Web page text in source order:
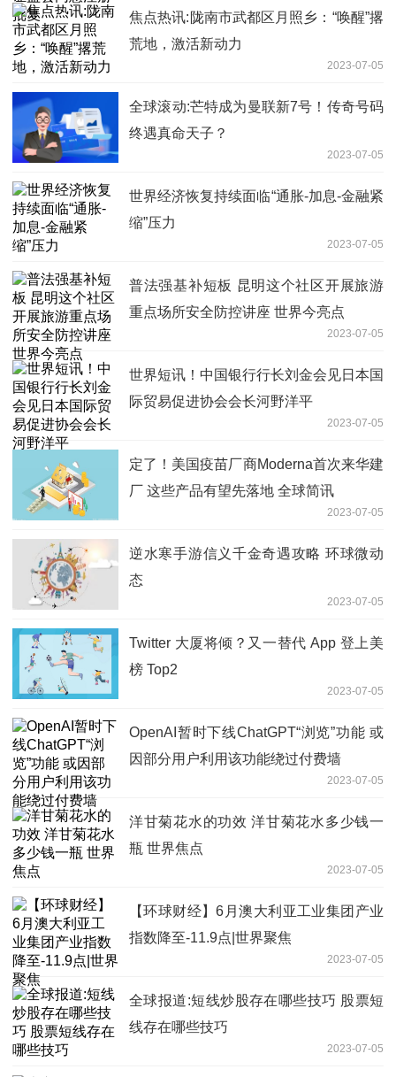
焦点热讯:陇南市武都区月照乡：“唤醒”撂
荒地，激活新动力
2023-07-05
全球滚动:芒特成为曼联新7号！传奇号码
终遇真命天子？
2023-07-05
世界经济恢复持续面临“通胀-加息-金融紧
缩”压力
2023-07-05
普法强基补短板 昆明这个社区开展旅游
重点场所安全防控讲座 世界今亮点
2023-07-05
世界短讯！中国银行行长刘金会见日本国
际贸易促进协会会长河野洋平
2023-07-05
定了！美国疫苗厂商Moderna首次来华建
厂 这些产品有望先落地 全球简讯
2023-07-05
逆水寒手游信义千金奇遇攻略 环球微动
态
2023-07-05
Twitter 大厦将倾？又一替代 App 登上美
榜 Top2
2023-07-05
OpenAI暂时下线ChatGPT“浏览”功能 或
因部分用户利用该功能绕过付费墙
2023-07-05
洋甘菊花水的功效 洋甘菊花水多少钱一
瓶 世界焦点
2023-07-05
【环球财经】6月澳大利亚工业集团产业
指数降至-11.9点|世界聚焦
2023-07-05
全球报道:短线炒股存在哪些技巧 股票短
线存在哪些技巧
2023-07-05